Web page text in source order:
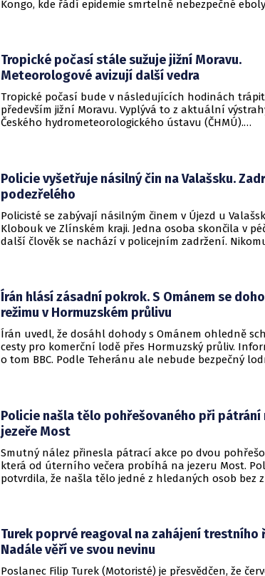
Kongo, kde řádí epidemie smrtelně nebezpečné
Tropické počasí stále sužuje jižní Moravu.
Meteorologové avizují další vedra
Tropické počasí bude v následujících hodinách trápit
především jižní Moravu. Vyplývá to z aktuální
Českého hydrometeorologického ústavu (ČHMÚ).
Policie vyšetřuje násilný čin na Valašsku.
podezřelého
Policisté se zabývají násilným činem v Újezd u
Klobouk ve Zlínském kraji. Jedna osoba skončila v
další člověk se nachází v policejním zadržení.
Írán hlásí zásadní pokrok. S Ománem se
režimu v Hormuzském průlivu
Írán uvedl, že dosáhl dohody s Ománem ohledně
cesty pro komerční lodě přes Hormuzský průliv.
o tom BBC. Podle Teheránu ale nebude bezpečný
Policie našla tělo pohřešovaného při pátrání
jezeře Most
Smutný nález přinesla pátrací akce po dvou
která od úterního večera probíhá na jezeru Most.
potvrdila, že našla tělo jedné z hledaných osob bez
Turek poprvé reagoval na zahájení trestního
Nadále věří ve svou nevinu
Poslanec Filip Turek (Motoristé) je přesvědčen, že